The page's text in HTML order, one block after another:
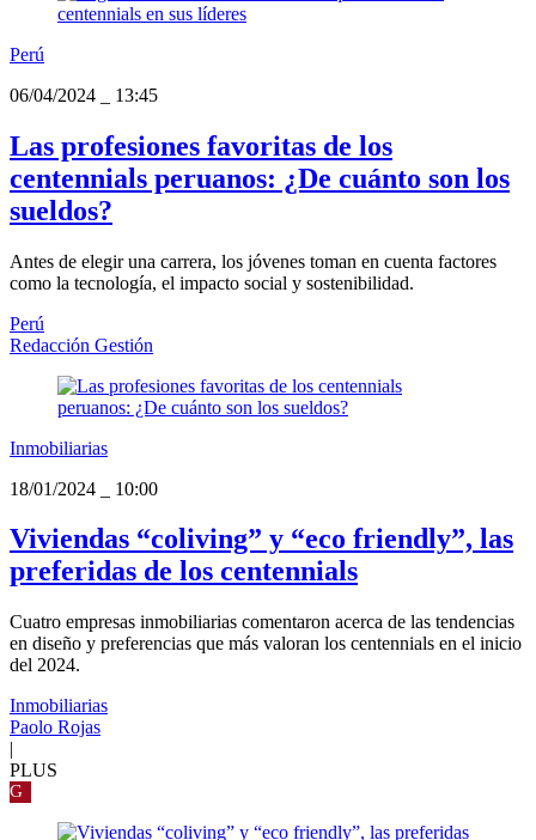
Perú
06/04/2024
13:45
Las profesiones favoritas de los
centennials peruanos: ¿De cuánto son los
sueldos?
Antes de elegir una carrera, los jóvenes toman en cuenta factores
como la tecnología, el impacto social y sostenibilidad.
Perú
Redacción Gestión
Inmobiliarias
18/01/2024
10:00
Viviendas “coliving” y “eco friendly”, las
preferidas de los centennials
Cuatro empresas inmobiliarias comentaron acerca de las tendencias
en diseño y preferencias que más valoran los centennials en el inicio
del 2024.
Inmobiliarias
Paolo Rojas
|
PLUS
G